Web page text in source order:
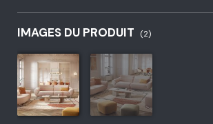
IMAGES DU PRODUIT (2)